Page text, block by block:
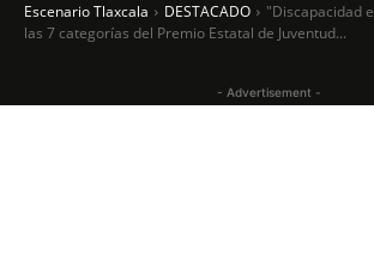
Escenario Tlaxcala DESTACADO
"Discapacidad
las 7 categorías del Premio Estatal de Juventud...
- Advertisement -